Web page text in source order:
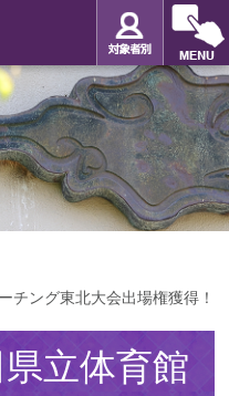
チング東北大会出場権獲得！
立体育館